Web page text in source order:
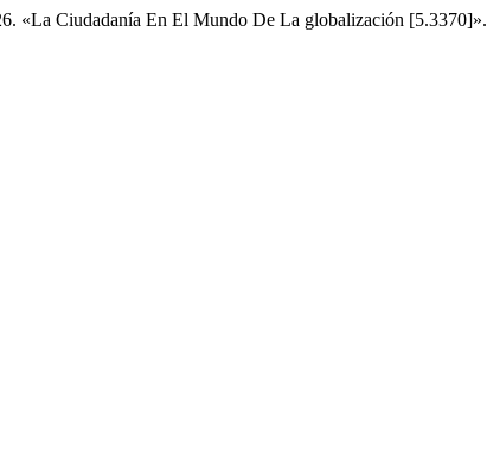
«La Ciudadanía En El Mundo De La globalización [5.3370]».